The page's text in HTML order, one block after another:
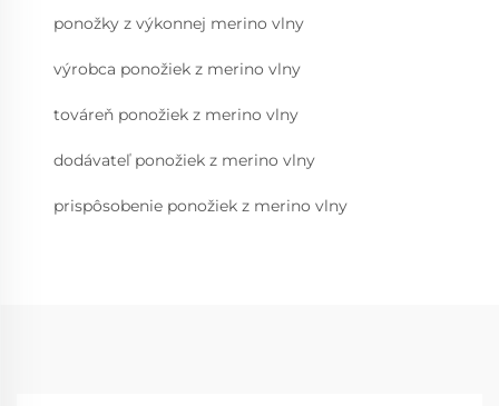
ponožky z výkonnej merino vlny
výrobca ponožiek z merino vlny
továreň ponožiek z merino vlny
dodávateľ ponožiek z merino vlny
prispôsobenie ponožiek z merino vlny